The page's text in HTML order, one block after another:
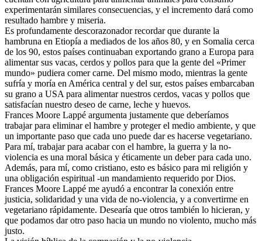
experimentarán similares consecuencias, y el incremento dará como
resultado hambre y miseria.
Es profundamente descorazonador recordar que durante la
hambruna en Etiopía a mediados de los años 80, y en Somalia cerca
de los 90, estos países continuaban exportando grano a Europa para
alimentar sus vacas, cerdos y pollos para que la gente del «Primer
mundo» pudiera comer carne. Del mismo modo, mientras la gente
sufría y moría en América central y del sur, estos países embarcaban
su grano a USA para alimentar nuestros cerdos, vacas y pollos que
satisfacían nuestro deseo de carne, leche y huevos.
Frances Moore Lappé argumenta justamente que deberíamos
trabajar para eliminar el hambre y proteger el medio ambiente, y que
un importante paso que cada uno puede dar es hacerse vegetariano.
Para mí, trabajar para acabar con el hambre, la guerra y la no-
violencia es una moral básica y éticamente un deber para cada uno.
Además, para mí, como cristiano, esto es básico para mi religión y
una obligación espiritual -un mandamiento requerido por Dios.
Frances Moore Lappé me ayudó a encontrar la conexión entre
justicia, solidaridad y una vida de no-violencia, y a convertirme en
vegetariano rápidamente. Desearía que otros también lo hicieran, y
que podamos dar otro paso hacia un mundo no violento, mucho más
justo.